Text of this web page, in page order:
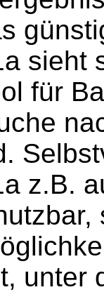
sieht
für
z.B.
unter